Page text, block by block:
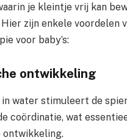
je kleintje vrij kan
zijn enkele voordelen
voor baby’s:
ontwikkeling
water stimuleert de
coördinatie, wat
ontwikkeling.